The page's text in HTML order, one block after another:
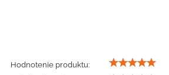
Hodnotenie produktu: